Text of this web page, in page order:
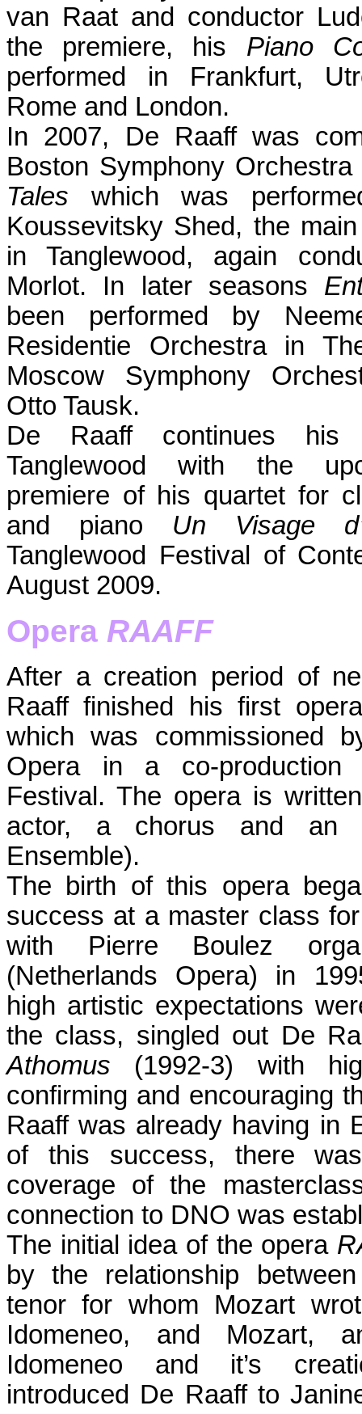
van Raat and conductor
the premiere, his Piano
performed in Frankfurt,
Rome and London.
In 2007, De Raaff was
Boston Symphony
Tales which was
Koussevitsky Shed, the
in Tanglewood, again
Morlot. In later seasons
been performed by
Residentie Orchestra in
Moscow Symphony
Otto Tausk.
De Raaff continues his
Tanglewood with the
premiere of his quartet for
and piano Un Visage
Tanglewood Festival of
August 2009.
Opera RAAFF
After a creation period of
Raaff finished his first
which was commissioned
Opera in a co-production
Festival. The opera is
actor, a chorus and an
Ensemble).
The birth of this opera
success at a master class
with Pierre Boulez
(Netherlands Opera) in
high artistic expectations
the class, singled out De
Athomus (1992-3) with
confirming and encouraging
Raaff was already having in
of this success, there
coverage of the
connection to DNO was
The initial idea of the opera
by the relationship
tenor for whom Mozart
Idomeneo, and Mozart,
Idomeneo and it’s
introduced De Raaff to